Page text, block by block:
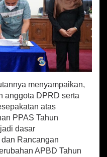
menyampaikan,
anggota DPRD serta
atas
PPAS Tahun
dasar
Rancangan
APBD Tahun